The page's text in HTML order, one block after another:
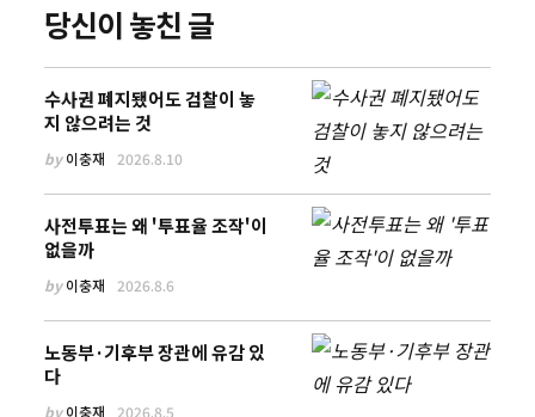
당신이 놓친 글
수사권 폐지됐어도 검찰이 놓
지 않으려는 것
by이충재 2026.8.10
사전투표는 왜 '투표율 조작'이
없을까
by이충재 2026.8.6
노동부·기후부 장관에 유감 있
다
by이충재 2026.8.5